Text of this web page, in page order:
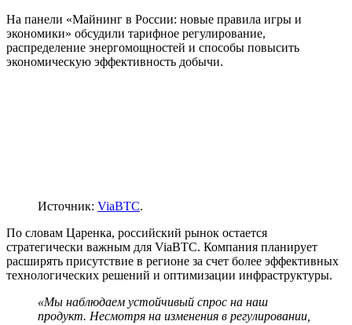
На панели «Майнинг в России: новые правила игры и
экономики» обсудили тарифное регулирование,
распределение энергомощностей и способы повысить
экономическую эффективность добычи.
Источник: ViaBTC.
По словам Царенка, российский рынок остается
стратегически важным для ViaBTC. Компания планирует
расширять присутствие в регионе за счет более эффективных
технологических решений и оптимизации инфраструктуры.
«Мы наблюдаем устойчивый спрос на наш
продукт. Несмотря на изменения в регулировании,